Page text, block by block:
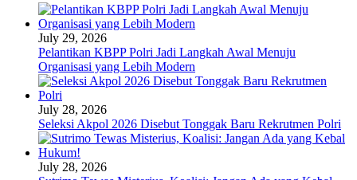
July 29, 2026
Pelantikan KBPP Polri Jadi Langkah Awal Menuju
Organisasi yang Lebih Modern
July 28, 2026
Seleksi Akpol 2026 Disebut Tonggak Baru Rekrutmen Polri
July 28, 2026